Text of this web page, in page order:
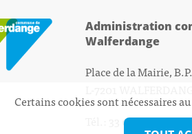
Administration
Walferdange
Place de la Mairie,
Tél.: 33 01 44 - 1
Certains cookies sont nécessaires